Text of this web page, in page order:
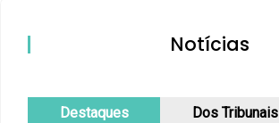
Notícias
Destaques Dos Tribunais